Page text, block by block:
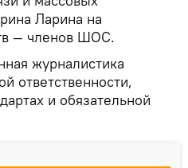
Ларина на
— членов ШОС.
журналистика
ответственности,
и обязательной